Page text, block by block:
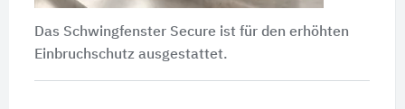
Das Schwingfenster Secure ist für den erhöhten
Einbruchschutz ausgestattet.